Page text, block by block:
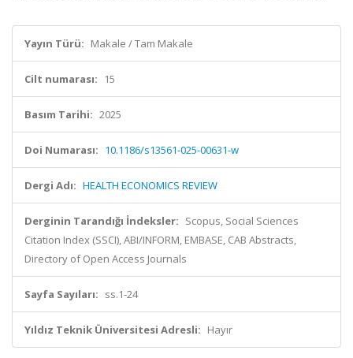
Yayın Türü: Makale / Tam Makale
Cilt numarası: 15
Basım Tarihi: 2025
Doi Numarası: 10.1186/s13561-025-00631-w
Dergi Adı: HEALTH ECONOMICS REVIEW
Derginin Tarandığı İndeksler: Scopus, Social Sciences
Citation Index (SSCI), ABI/INFORM, EMBASE, CAB Abstracts,
Directory of Open Access Journals
Sayfa Sayıları: ss.1-24
Yıldız Teknik Üniversitesi Adresli: Hayır